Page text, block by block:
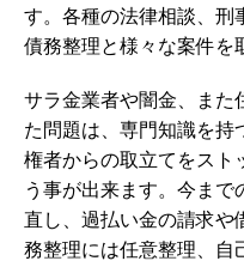
す。各種の法律相談、刑
債務整理と様々な案件を
サラ金業者や闇金、また
た問題は、専門知識を持
権者からの取立てをスト
う事が出来ます。今まで
直し、過払い金の請求や
務整理には任意整理、自